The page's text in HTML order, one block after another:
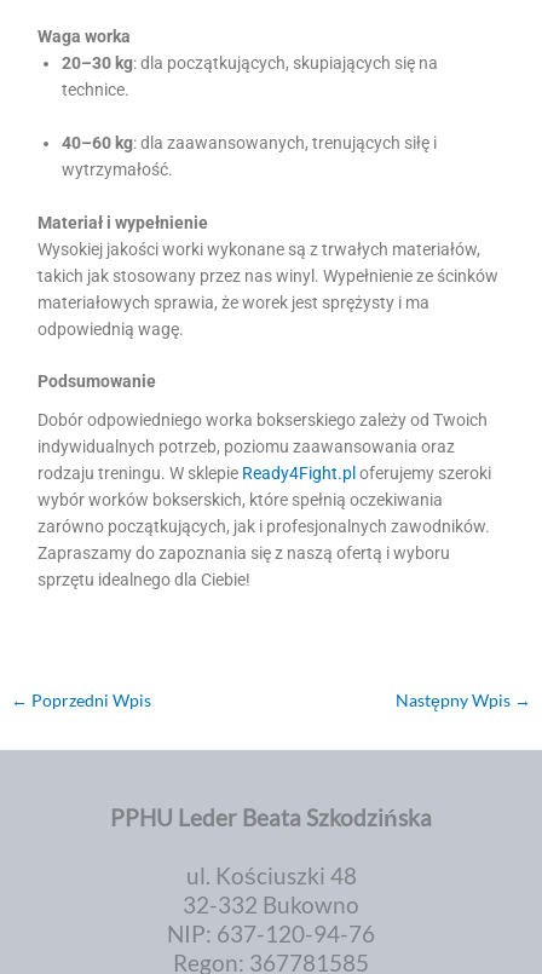
Waga worka
20–30 kg: dla początkujących, skupiających się na
technice.
40–60 kg: dla zaawansowanych, trenujących siłę i
wytrzymałość.
Materiał i wypełnienie
Wysokiej jakości worki wykonane są z trwałych materiałów,
takich jak stosowany przez nas winyl. Wypełnienie ze ścinków
materiałowych sprawia, że worek jest sprężysty i ma
odpowiednią wagę.
Podsumowanie
Dobór odpowiedniego worka bokserskiego zależy od Twoich
indywidualnych potrzeb, poziomu zaawansowania oraz
rodzaju treningu. W sklepie Ready4Fight.pl oferujemy szeroki
wybór worków bokserskich, które spełnią oczekiwania
zarówno początkujących, jak i profesjonalnych zawodników.
Zapraszamy do zapoznania się z naszą ofertą i wyboru
sprzętu idealnego dla Ciebie!
← Poprzedni Wpis Następny Wpis →
PPHU Leder Beata Szkodzińska
ul. Kościuszki 48
32-332 Bukowno
NIP: 637-120-94-76
Regon: 367781585